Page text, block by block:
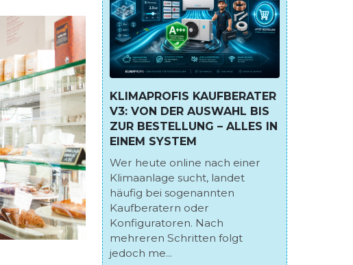
KLIMAPROFIS KAUFBERATER
V3: VON DER AUSWAHL BIS
ZUR BESTELLUNG – ALLES IN
EINEM SYSTEM
Wer heute online nach einer
Klimaanlage sucht, landet
häufig bei sogenannten
Kaufberatern oder
Konfiguratoren. Nach
mehreren Schritten folgt
jedoch me...